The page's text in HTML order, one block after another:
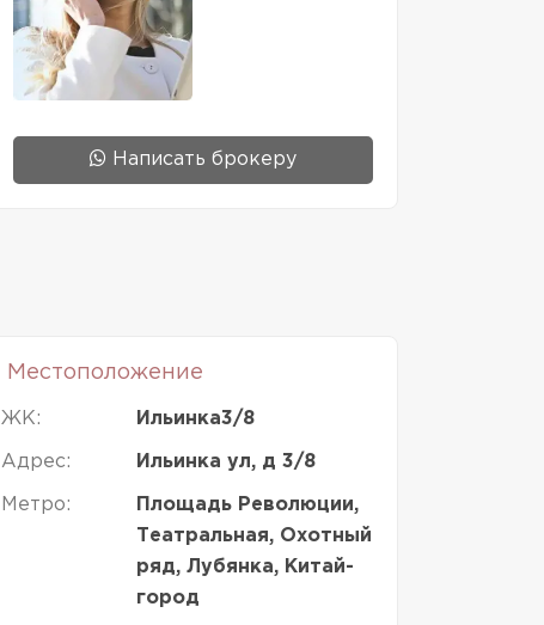
Написать брокеру
Местоположение
ЖК: Ильинка3/8
Адрес: Ильинка ул, д 3/8
Метро:
Площадь Революции,
Театральная, Охотный
ряд, Лубянка, Китай-
город